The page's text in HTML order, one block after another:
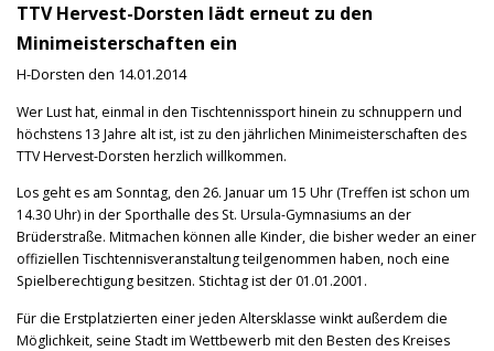
SOCIAL MEDIA TT-NEWS WER SPIELT HEUTE?
TTV Hervest-Dorsten lädt erneut zu den
Minimeisterschaften ein
H-Dorsten den 14.01.2014
Wer Lust hat, einmal in den Tischtennissport hinein zu schnuppern und
höchstens 13 Jahre alt ist, ist zu den jährlichen Minimeisterschaften des
TTV Hervest-Dorsten herzlich willkommen.
Los geht es am Sonntag, den 26. Januar um 15 Uhr (Treffen ist schon um
14.30 Uhr) in der Sporthalle des St. Ursula-Gymnasiums an der
Brüderstraße. Mitmachen können alle Kinder, die bisher weder an einer
offiziellen Tischtennisveranstaltung teilgenommen haben, noch eine
Spielberechtigung besitzen. Stichtag ist der 01.01.2001.
Für die Erstplatzierten einer jeden Altersklasse winkt außerdem die
Möglichkeit, seine Stadt im Wettbewerb mit den Besten des Kreises